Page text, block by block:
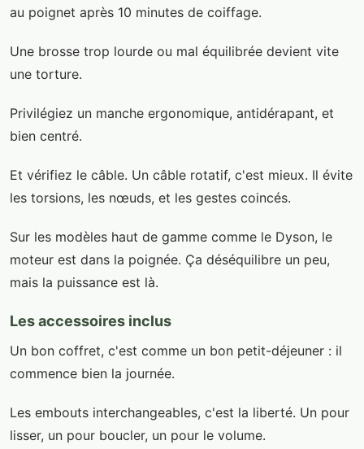
au poignet après 10 minutes de coiffage.
Une brosse trop lourde ou mal équilibrée devient vite
une torture.
Privilégiez un manche ergonomique, antidérapant, et
bien centré.
Et vérifiez le câble. Un câble rotatif, c'est mieux. Il évite
les torsions, les nœuds, et les gestes coincés.
Sur les modèles haut de gamme comme le Dyson, le
moteur est dans la poignée. Ça déséquilibre un peu,
mais la puissance est là.
Les accessoires inclus
Un bon coffret, c'est comme un bon petit-déjeuner : il
commence bien la journée.
Les embouts interchangeables, c'est la liberté. Un pour
lisser, un pour boucler, un pour le volume.